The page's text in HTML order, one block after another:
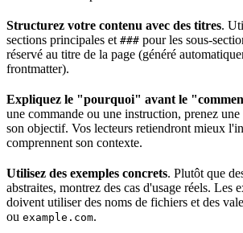
Structurez votre contenu avec des titres.
sections principales et ### pour les sous-
réservé au titre de la page (généré
frontmatter).
Expliquez le "pourquoi" avant le
une commande ou une instruction, prenez
son objectif. Vos lecteurs retiendront mieux
comprennent son contexte.
Utilisez des exemples concrets. Plutôt que
abstraites, montrez des cas d'usage réels. Les
doivent utiliser des noms de fichiers et des
ou example.com.